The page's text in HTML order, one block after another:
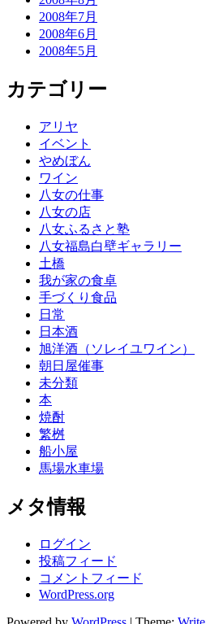
2008年7月
2008年6月
2008年5月
カテゴリー
アリヤ
イベント
やめぼん
ワイン
八女の仕事
八女の店
八女ふるさと塾
八女福島白壁ギャラリー
土橋
我が家の食卓
手づくり食品
日常
日本酒
旭洋酒（ソレイユワイン）
朝日屋催事
未分類
本
焼酎
繁桝
船小屋
馬場水車場
メタ情報
ログイン
投稿フィード
コメントフィード
WordPress.org